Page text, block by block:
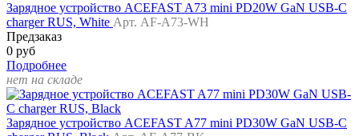
Зарядное устройство ACEFAST A73 mini PD20W GaN USB-C
charger RUS, White Арт. AF-A73-WH
Предзаказ
0 руб
Подробнее
нет на складе
Зарядное устройство ACEFAST A77 mini PD30W GaN USB-C